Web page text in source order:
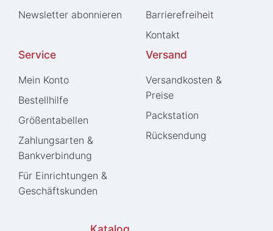
Newsletter abonnieren
Barrierefreiheit
Kontakt
Service
Mein Konto
Bestellhilfe
Größentabellen
Zahlungsarten &
Bankverbindung
Für Einrichtungen &
Geschäftskunden
Versand
Versandkosten &
Preise
Packstation
Rücksendung